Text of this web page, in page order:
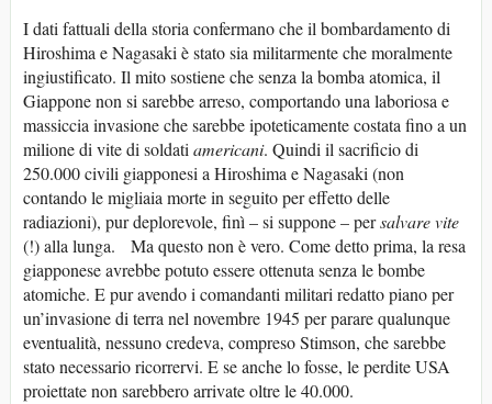
I dati fattuali della storia confermano che il bombardamento di
Hiroshima e Nagasaki è stato sia militarmente che moralmente
ingiustificato. Il mito sostiene che senza la bomba atomica, il
Giappone non si sarebbe arreso, comportando una laboriosa e
massiccia invasione che sarebbe ipoteticamente costata fino a un
milione di vite di soldati americani. Quindi il sacrificio di
250.000 civili giapponesi a Hiroshima e Nagasaki (non
contando le migliaia morte in seguito per effetto delle
radiazioni), pur deplorevole, finì – si suppone – persalvare vite
(!) alla lunga. Ma questo non è vero. Come detto prima, la resa
giapponese avrebbe potuto essere ottenuta senza le bombe
atomiche. E pur avendo i comandanti militari redatto piano per
un’invasione di terra nel novembre 1945 per parare qualunque
eventualità, nessuno credeva, compreso Stimson, che sarebbe
stato necessario ricorrervi. E se anche lo fosse, le perdite USA
proiettate non sarebbero arrivate oltre le 40.000.